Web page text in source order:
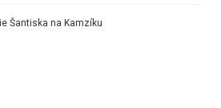
Šantiska na Kamzíku